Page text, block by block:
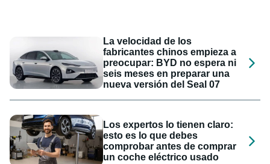
La velocidad de los
fabricantes chinos empieza a
preocupar: BYD no espera ni
seis meses en preparar una
nueva versión del Seal 07
Los expertos lo tienen claro:
esto es lo que debes
comprobar antes de comprar
un coche eléctrico usado